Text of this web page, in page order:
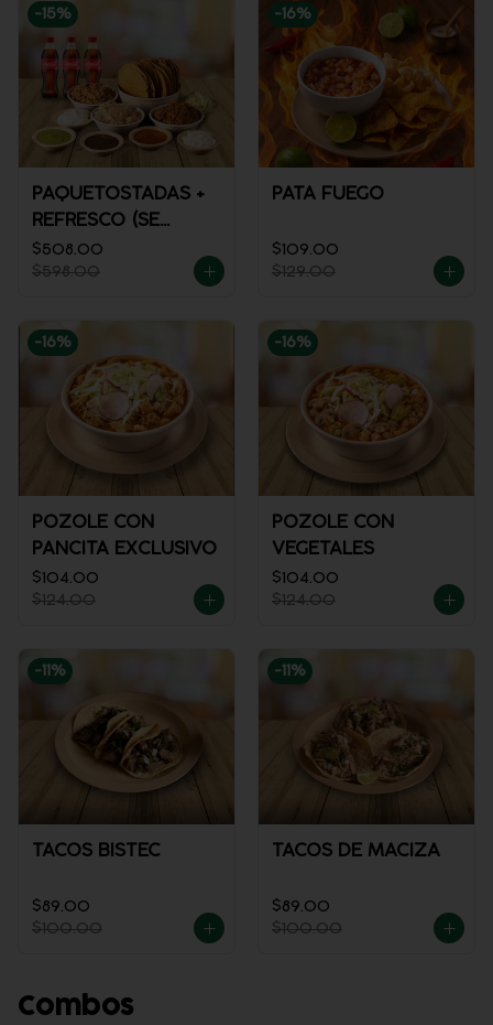
-15%
PAQUETOSTADAS +
REFRESCO (SE
ENVÍA FRÍO)
$508.00
$598.00
-16%
PATA FUEGO
$109.00
$129.00
-16%
POZOLE CON
PANCITA EXCLUSIVO
$104.00
$124.00
-16%
POZOLE CON
VEGETALES
$104.00
$124.00
-11 %
TACOS BISTEC
$89.00
$100.00
-11 %
TACOS DE MACIZA
$89.00
$100.00
Combos